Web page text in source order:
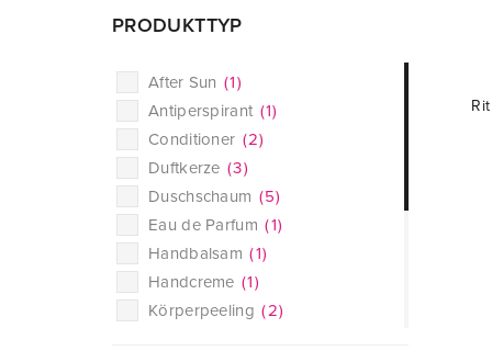
PRODUKTTYP
After Sun (1)
Antiperspirant (1)
Conditioner (2)
Duftkerze (3)
Duschschaum (5)
Eau de Parfum (1)
Handbalsam (1)
Handcreme (1)
Körperpeeling (2)